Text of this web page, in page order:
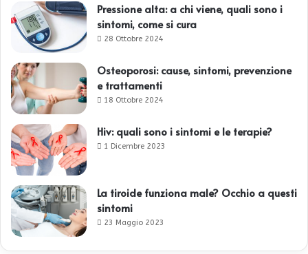
Pressione alta: a chi viene, quali sono i
sintomi, come si cura
28 Ottobre 2024
Osteoporosi: cause, sintomi, prevenzione
e trattamenti
18 Ottobre 2024
Hiv: quali sono i sintomi e le terapie?
1 Dicembre 2023
La tiroide funziona male? Occhio a questi
sintomi
23 Maggio 2023